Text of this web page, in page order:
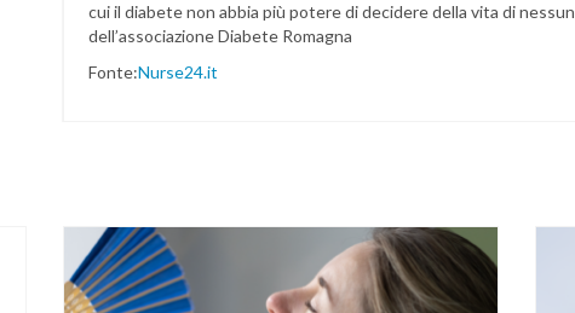
cui il diabete non abbia più potere di decidere della vita di
dell’associazione Diabete Romagna
Fonte:Nurse24.it